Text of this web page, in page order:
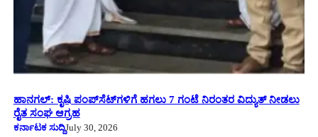
ಹಾನಗಲ್: ಕೃಷಿ ಪಂಪ್‌ಸೆಟ್‌ಗಳಿಗೆ ಹಗಲು 7 ಗಂಟೆ ನಿರಂತರ ವಿದ್ಯುತ್ ನೀಡಲು
ರೈತ ಸಂಘ ಆಗ್ರಹ
ಕರ್ನಾಟಕ ಸುದ್ದಿJuly 30, 2026